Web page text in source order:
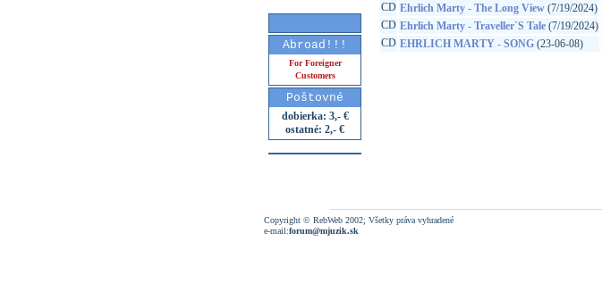
Abroad!!!
For Foreigner
Customers
Poštovné
dobierka: 3,- €
ostatné: 2,- €
CD Ehrlich Marty - The Long View (7/19/2024)
CD Ehrlich Marty - Traveller`S Tale (7/19/2024)
CD EHRLICH MARTY - SONG (23-06-08)
Copyright © RebWeb 2002; Všetky práva vyhradené
e-mail:forum@mjuzik.sk